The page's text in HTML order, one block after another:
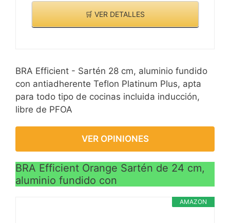
🛒 VER DETALLES
BRA Efficient - Sartén 28 cm, aluminio fundido
con antiadherente Teflon Platinum Plus, apta
para todo tipo de cocinas incluida inducción,
libre de PFOA
VER OPINIONES
BRA Efficient Orange Sartén de 24 cm,
aluminio fundido con
AMAZON